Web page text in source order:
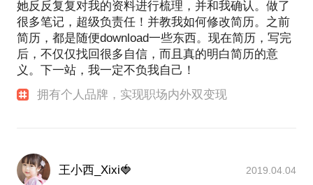
她反反复复对我的资料进行梳理，并和我确认。做了
很多笔记，超级负责任！并教我如何修改简历。之前
简历，都是随便download一些东西。现在简历，写完
后，不仅仅找回很多自信，而且真的明白简历的意
义。下一站，我一定不负我自己！
拥有个人品牌，实现职场内外双变现
王小西_Xixi🍓 2019.04.04